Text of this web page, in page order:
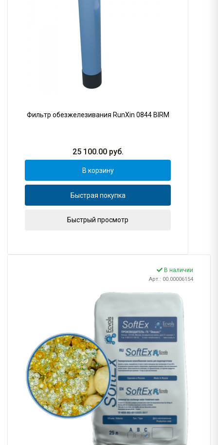
Фильтр обезжелезивания RunXin 0844 BIRM
25 100.00руб.
В корзину
Быстрая покупка
Быстрый просмотр
В наличии
Арт.: 00.00006154